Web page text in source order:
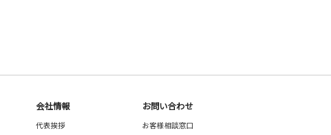
会社情報
代表挨拶
お問い合わせ
お客様相談窓口